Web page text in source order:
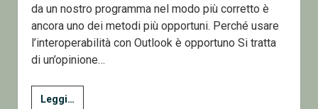
da un nostro programma nel modo più corretto è
ancora uno dei metodi più opportuni. Perché usare
l’interoperabilità con Outlook è opportuno Si tratta
di un’opinione…
Leggi…Inviare